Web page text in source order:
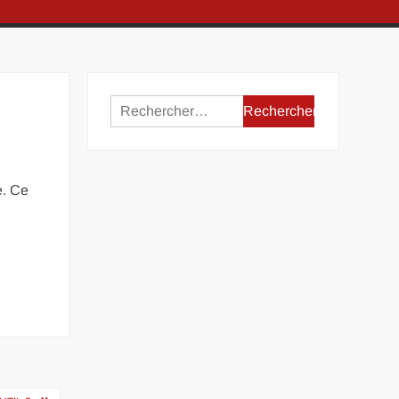
Ce
Rechercher :